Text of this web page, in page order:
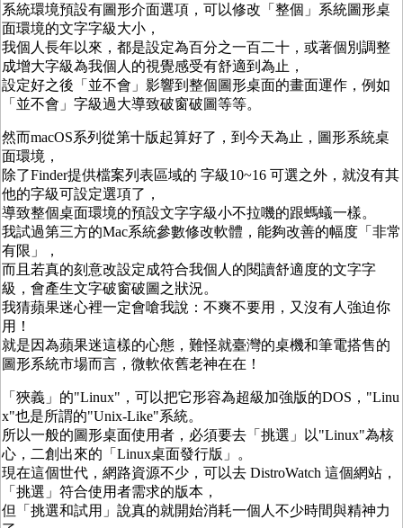
系統環境預設有圖形介面選項，可以修改「整個」系統圖形桌
面環境的文字字級大小，
我個人長年以來，都是設定為百分之一百二十，或著個別調整
成增大字級為我個人的視覺感受有舒適到為止，
設定好之後「並不會」影響到整個圖形桌面的畫面運作，例如
「並不會」字級過大導致破窗破圖等等。
然而macOS系列從第十版起算好了，到今天為止，圖形系統桌
面環境，
除了Finder提供檔案列表區域的 字級10~16 可選之外，就沒有其
他的字級可設定選項了，
導致整個桌面環境的預設文字字級小不拉嘰的跟螞蟻一樣。
我試過第三方的Mac系統參數修改軟體，能夠改善的幅度「非常
有限」，
而且若真的刻意改設定成符合我個人的閱讀舒適度的文字字
級，會產生文字破窗破圖之狀況。
我猜蘋果迷心裡一定會嗆我說：不爽不要用，又沒有人強迫你
用！
就是因為蘋果迷這樣的心態，難怪就臺灣的桌機和筆電搭售的
圖形系統市場而言，微軟依舊老神在在！
「狹義」的"Linux"，可以把它形容為超級加強版的DOS，"Linu
x"也是所謂的"Unix-Like"系統。
所以一般的圖形桌面使用者，必須要去「挑選」以"Linux"為核
心，二創出來的「Linux桌面發行版」。
現在這個世代，網路資源不少，可以去 DistroWatch 這個網站，
「挑選」符合使用者需求的版本，
但「挑選和試用」說真的就開始消耗一個人不少時間與精神力